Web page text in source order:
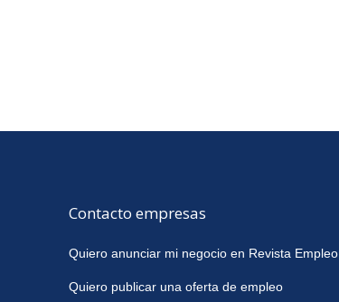
Contacto empresas
Quiero anunciar mi negocio en Revista Empleo
Quiero publicar una oferta de empleo